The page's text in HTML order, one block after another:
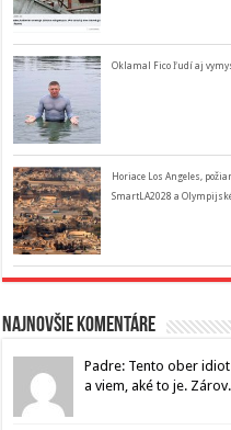
Oklamal Fico ľudí aj
Horiace Los Angeles,
SmartLA2028 a
Najnovšie komentáre
Padre: Tento ober
a viem, aké to je.